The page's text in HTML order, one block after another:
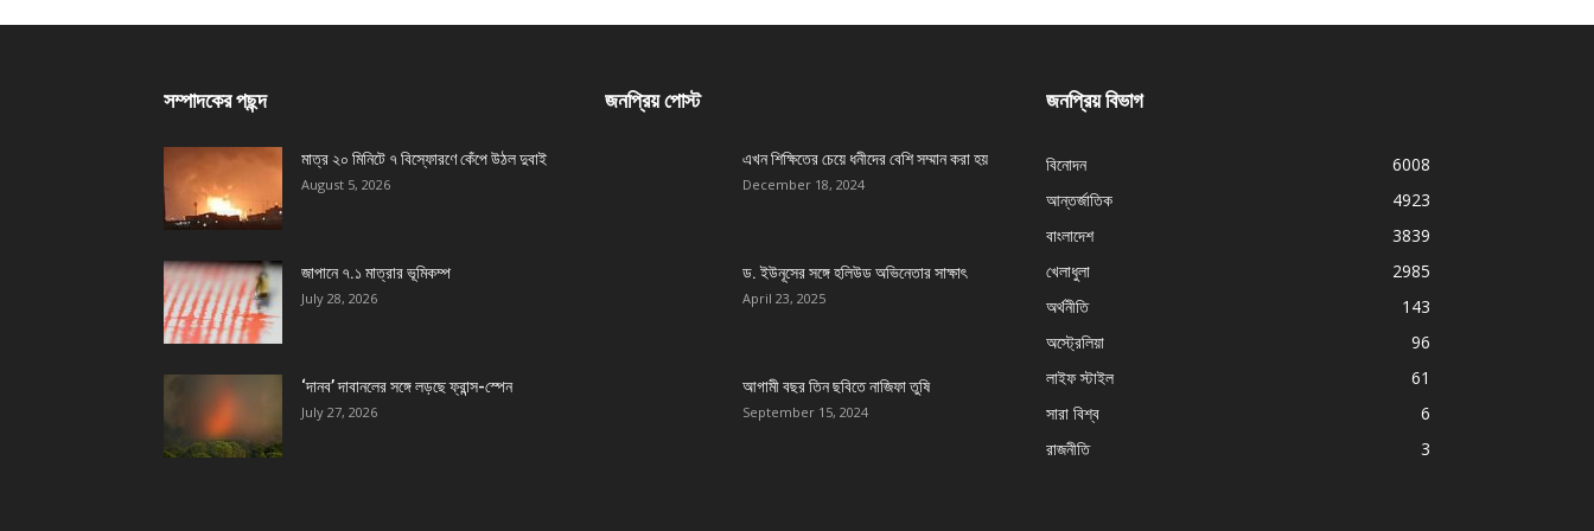
সম্পাদকের পছন্দ
মাত্র ২০ মিনিটে ৭ বিস্ফোরণে কেঁপে উঠল দুবাই
August 5, 2026
জাপানে ৭.১ মাত্রার ভূমিকম্প
July 28, 2026
‘দানব’ দাবানলের সঙ্গে লড়ছে ফ্রান্স-স্পেন
July 27, 2026
জনপ্রিয় পোস্ট
এখন শিক্ষিতের চেয়ে ধনীদের বেশি সম্মান করা হয়
December 18, 2024
ড. ইউনূসের সঙ্গে হলিউড অভিনেতার সাক্ষাৎ
April 23, 2025
আগামী বছর তিন ছবিতে নাজিফা তুষি
September 15, 2024
জনপ্রিয় বিভাগ
বিনোদন
6008
আন্তর্জাতিক
4923
বাংলাদেশ
3839
খেলাধুলা
2985
অর্থনীতি
143
অস্ট্রেলিয়া
96
লাইফ স্টাইল
61
সারা বিশ্ব
6
রাজনীতি
3